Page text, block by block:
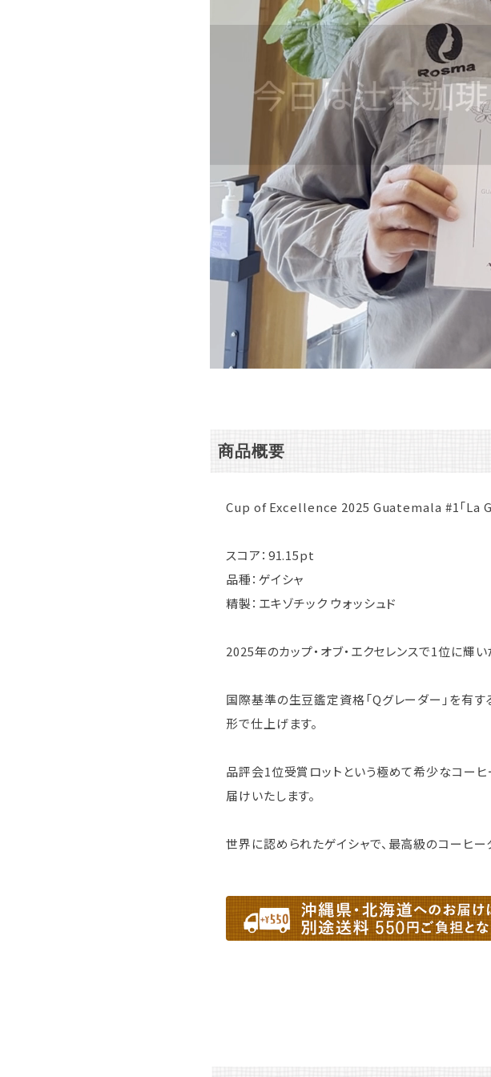
商品概要
Cup of Excellence 2025 Guatemala #1「La
スコア：91.15pt
品種：ゲイシャ
精製：エキゾチック ウォッシュド
2025年のカップ・オブ・エクセレンスで1位に輝
国際基準の生豆鑑定資格「Qグレーダー」を有
形で仕上げます。
品評会1位受賞ロットという極めて希少なコー
届けいたします。
世界に認められたゲイシャで、最高級のコーヒー